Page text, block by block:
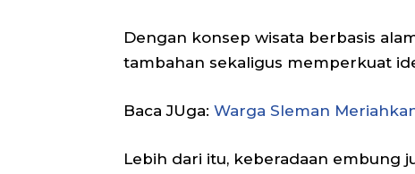
Dengan konsep wisata berbasis
tambahan sekaligus memperkuat
Baca JUga: Warga Sleman
Lebih dari itu, keberadaan embung